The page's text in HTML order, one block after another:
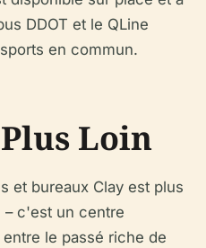
DDOT et le QLine
en commun.
Loin
et bureaux Clay est plus
c'est un centre
le passé riche de